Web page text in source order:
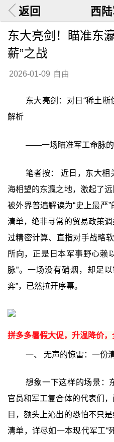
返回 西
东大亮剑！瞄准东
薪”之战
2026-01-09 自由
东大亮剑：对日“稀土断
解析
——一场瞄准军工命脉的
笔者按： 近日，东大相
海相望的东瀛之地，激起了
被外界普遍解读为“史上最严
清单，绝非寻常的贸易政策
过精密计算、直指对手战略
所向，正是日本军事野心赖
脉”。一场没有硝烟，却足
弈”，已然拉开序幕。
拼多多暑假大促，升温降价
一、 无声的惊雷：一份
想象一下这样的场景：
官员和军工复合体的代表们
目，额头上沁出的恐怕不只
清单，详尽如一本现代军工“